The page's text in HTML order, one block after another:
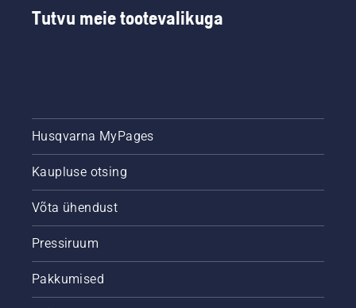
Tutvu meie tootevalikuga
Husqvarna MyPages
Kaupluse otsing
Võta ühendust
Pressiruum
Pakkumised